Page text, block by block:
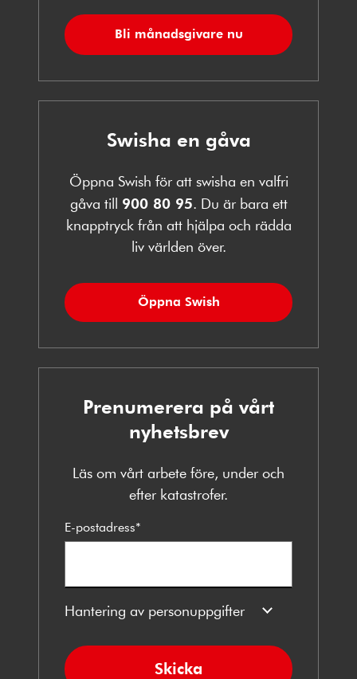
Bli månadsgivare nu
Swisha en gåva
Öppna Swish för att swisha en valfri
gåva till 900 80 95. Du är bara ett
knapptryck från att hjälpa och rädda
liv världen över.
Öppna Swish
Prenumerera på vårt
nyhetsbrev
Läs om vårt arbete före, under och
efter katastrofer.
E-postadress*
Hantering av personuppgifter
Skicka